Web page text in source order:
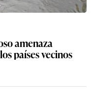
amenaza
países vecinos